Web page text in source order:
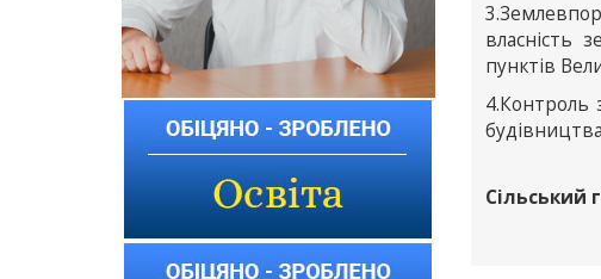
власність
пунктів
4.Контроль
Сільський